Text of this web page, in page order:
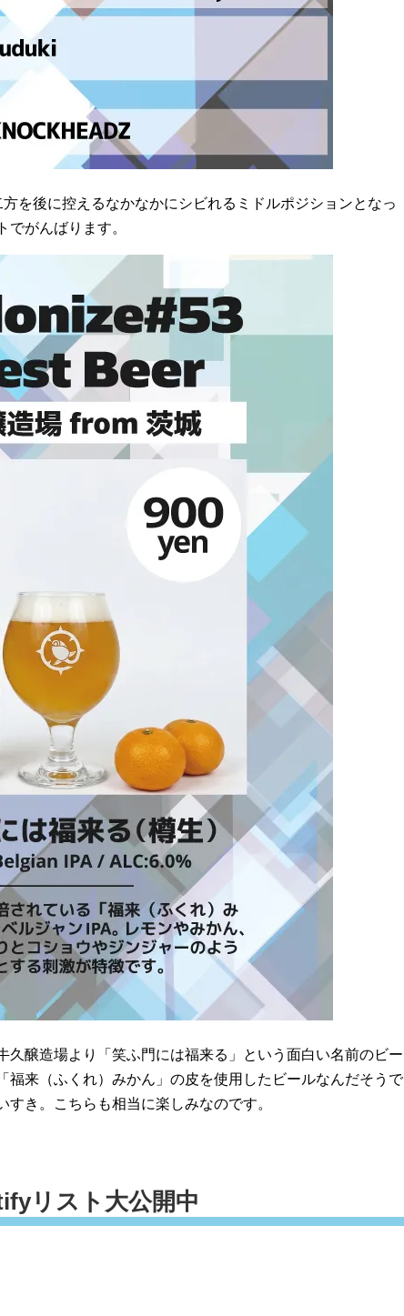
を後に控えるなかなかにシビれるミドルポジションとなっ
がんばります。
久醸造場より「笑ふ門には福来る」という面白い名前のビー
福来（ふくれ）みかん」の皮を使用したビールなんだそうで
き。こちらも相当に楽しみなのです。
リスト大公開中